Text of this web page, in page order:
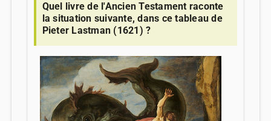
Quel livre de l'Ancien Testament raconte
la situation suivante, dans ce tableau de
Pieter Lastman (1621) ?